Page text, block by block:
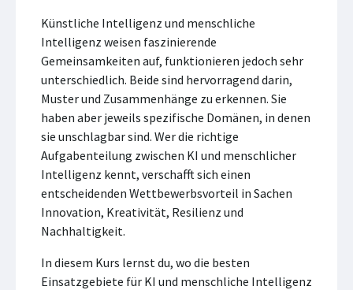
Künstliche Intelligenz und menschliche
Intelligenz weisen faszinierende
Gemeinsamkeiten auf, funktionieren jedoch sehr
unterschiedlich. Beide sind hervorragend darin,
Muster und Zusammenhänge zu erkennen. Sie
haben aber jeweils spezifische Domänen, in denen
sie unschlagbar sind. Wer die richtige
Aufgabenteilung zwischen KI und menschlicher
Intelligenz kennt, verschafft sich einen
entscheidenden Wettbewerbsvorteil in Sachen
Innovation, Kreativität, Resilienz und
Nachhaltigkeit.
In diesem Kurs lernst du, wo die besten
Einsatzgebiete für KI und menschliche Intelligenz